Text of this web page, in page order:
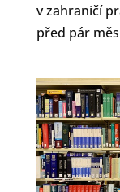
v zahraničí
před pár